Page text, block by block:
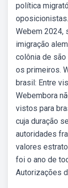
política
Webem 2024,
imigração
colônia de
os primeiros.
brasil: Entre
Webembora
vistos para
cuja duração
autoridades
valores
foi o ano de
Autorizações